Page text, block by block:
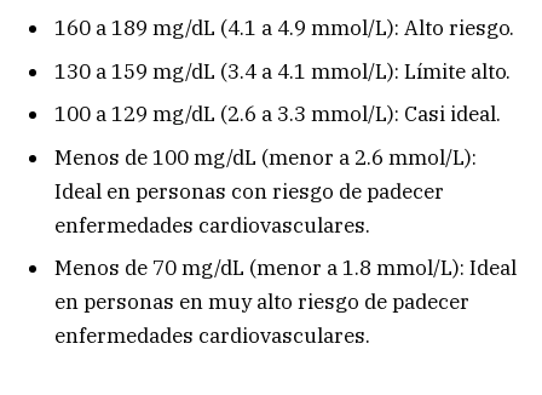
160 a 189 mg/dL (4.1 a 4.9 mmol/L): Alto riesgo.
130 a 159 mg/dL (3.4 a 4.1 mmol/L): Límite alto.
100 a 129 mg/dL (2.6 a 3.3 mmol/L): Casi ideal.
Menos de 100 mg/dL (menor a 2.6 mmol/L):
Ideal en personas con riesgo de padecer
enfermedades cardiovasculares.
Menos de 70 mg/dL (menor a 1.8 mmol/L): Ideal
en personas en muy alto riesgo de padecer
enfermedades cardiovasculares.